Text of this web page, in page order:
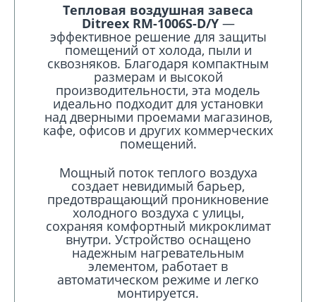
Тепловая воздушная завеса
Ditreex RM-1006S-D/Y—
эффективное решение для защиты
помещений от холода, пыли и
сквозняков. Благодаря компактным
размерам и высокой
производительности, эта модель
идеально подходит для установки
над дверными проемами магазинов,
кафе, офисов и других коммерческих
помещений.
Мощный поток теплого воздуха
создает невидимый барьер,
предотвращающий проникновение
холодного воздуха с улицы,
сохраняя комфортный микроклимат
внутри. Устройство оснащено
надежным нагревательным
элементом, работает в
автоматическом режиме и легко
монтируется.